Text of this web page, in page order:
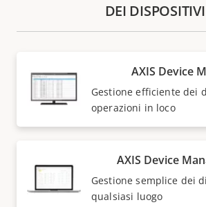
DEI DISPOSITIVI
AXIS Device
Gestione efficiente dei
operazioni in loco
AXIS Device
Gestione semplice dei
qualsiasi luogo